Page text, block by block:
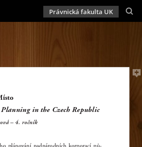
Právnická fakulta UK